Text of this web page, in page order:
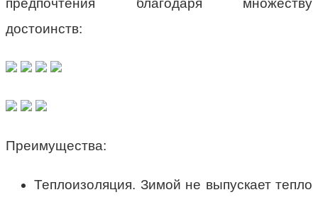
предпочтения благодаря множеству
достоинств:
Преимущества:
Теплоизоляция. Зимой не выпускает тепло